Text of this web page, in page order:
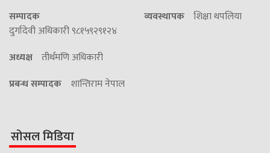
सम्पादक
दुर्गादेवी अधिकारी ९८१५९२९१२४
व्यवस्थापक शिक्षा थपलिया
अध्यक्ष तीर्थमणि अधिकारी
प्रबन्ध सम्पादक शान्तिराम नेपाल
सोसल मिडिया